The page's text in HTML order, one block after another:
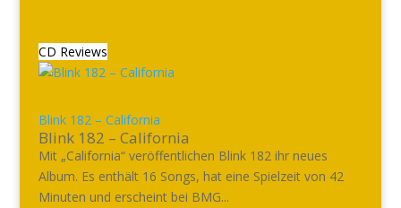
CD Reviews
Blink 182 – California
Blink 182 – California
Mit „California“ veröffentlichen Blink 182 ihr neues
Album. Es enthält 16 Songs, hat eine Spielzeit von 42
Minuten und erscheint bei BMG...